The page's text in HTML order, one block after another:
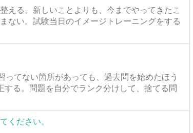
える。新しいことよりも、今までやってきたこ
ない。試験当日のイメージトレーニングをする
ってない箇所があっても、過去問を始めたほう
る。問題を自分でランク分けして、捨てる問
ください。